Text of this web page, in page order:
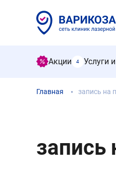
Акции 4 Услуги
Главная запись на
запись